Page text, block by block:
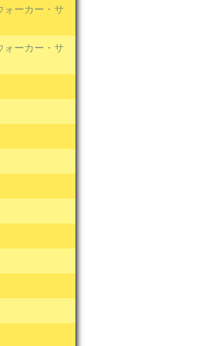
ォーカー・サ
ォーカー・サ